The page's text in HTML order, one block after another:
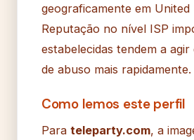
geograficamente em United
Reputação no nível ISP
estabelecidas tendem a
de abuso mais rapidamente.
Como lemos este perfil
Para teleparty.com, a